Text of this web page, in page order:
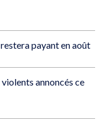
payant en août
annoncés ce